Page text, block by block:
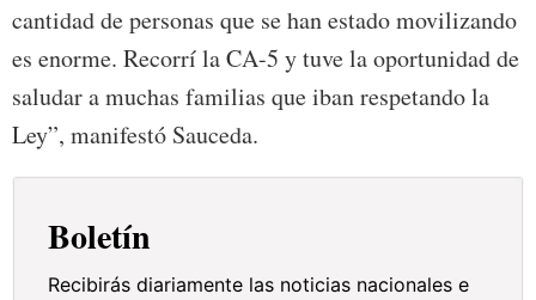
cantidad de personas que se han estado movilizando
es enorme. Recorrí la CA-5 y tuve la oportunidad de
saludar a muchas familias que iban respetando la
Ley”, manifestó Sauceda.
Boletín
Recibirás diariamente las noticias nacionales e